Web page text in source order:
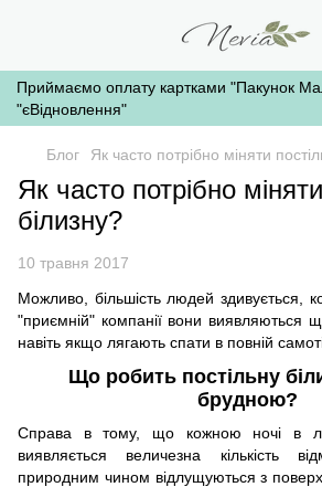
Приймаємо оплату картками "Пакунок
"єВідновлення"
Блог Як часто потрібно міняти
Як часто потрібно
білизну?
10 травня 2017
Можливо, більшість людей здивується,
"приємній" компанії вони виявляються
навіть якщо лягають спати в повній
Що робить постільну
брудною?
Справа в тому, що кожною ночі в
виявляється величезна кількість
природним чином відлущуються з